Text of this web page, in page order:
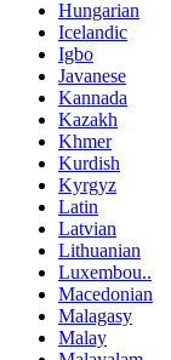
Hungarian
Icelandic
Igbo
Javanese
Kannada
Kazakh
Khmer
Kurdish
Kyrgyz
Latin
Latvian
Lithuanian
Luxembou..
Macedonian
Malagasy
Malay